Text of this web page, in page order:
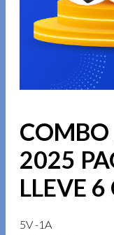
2025
LLEVE
5V -1A